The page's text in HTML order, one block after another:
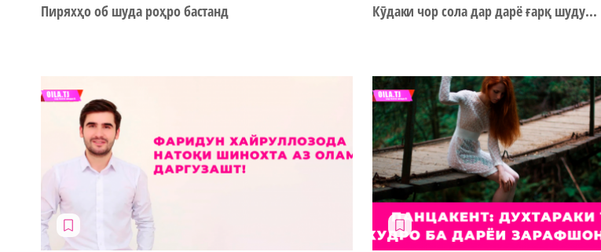
Пиряхҳо об шуда роҳро бастанд Кӯдаки чор сола дар дарё ғарқ шуду...